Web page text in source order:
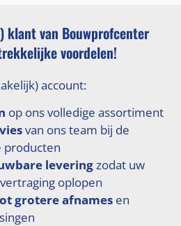
klant van Bouwprofcenter
voordelen!
account:
op ons volledige assortiment
van ons team bij de
producten
leveringzodat uw
oplopen
grotere afnamesen